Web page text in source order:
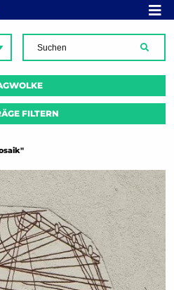
MENÜ
FILTERN